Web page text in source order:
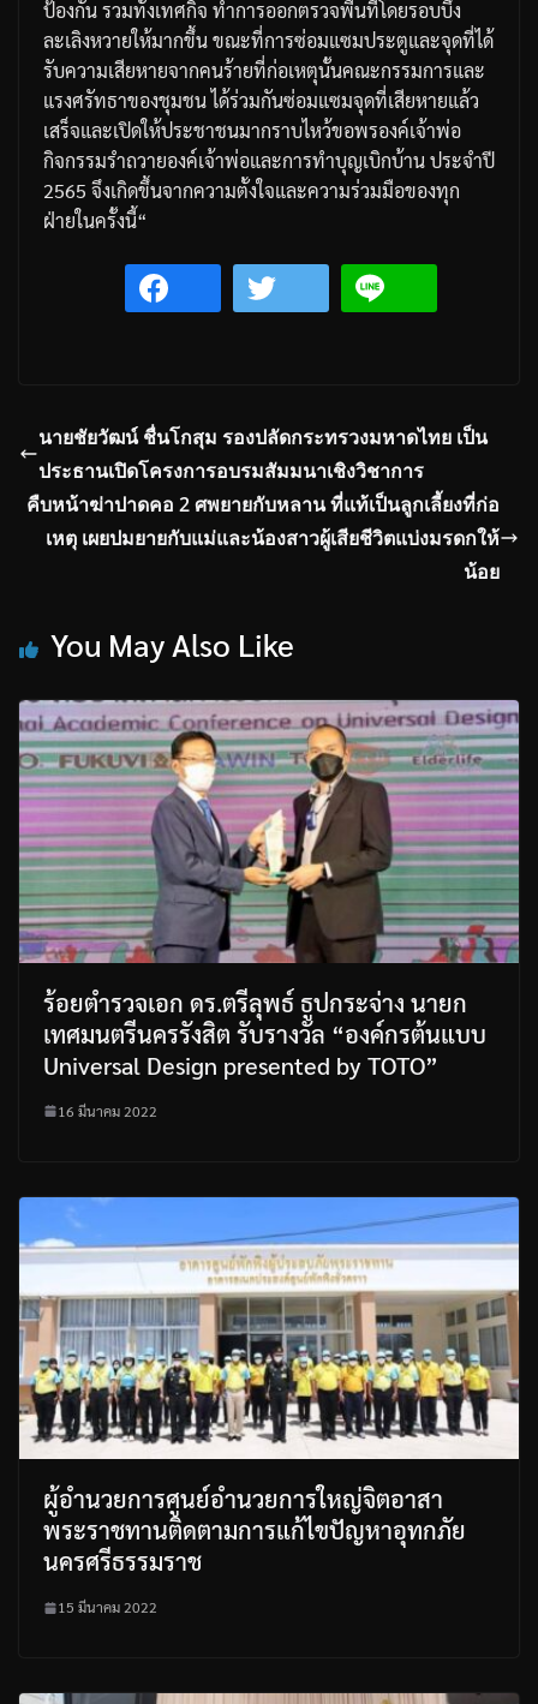
ป้องกันรวมทั้งเทศกิจ ทำการออกตรวจพื้นที่โดยรอบบึง
ละเลิงหวายให้มากขึ้นขณะที่การซ่อมแซมประตูและจุดที่ได้
รับความเสียหายจากคนร้ายที่ก่อเหตุนั้นคณะกรรมการและ
แรงศรัทธาของชุมชนได้ร่วมกันซ่อมแซมจุดที่เสียหายแล้ว
เสร็จและเปิดให้ประชาชนมากราบไหว้ขอพรองค์เจ้าพ่อ
กิจกรรมรำถวายองค์เจ้าพ่อและการทำบุญเบิกบ้านประจำปี
2565 จึงเกิดขึ้นจากความตั้งใจและความร่วมมือของทุก
ฝ่ายในครั้งนี้“
นายชัยวัฒน์ ชื่นโกสุม รองปลัดกระทรวงมหาดไทย เป็น
ประธานเปิดโครงการอบรมสัมมนาเชิงวิชาการ
คืบหน้าฆ่าปาดคอ 2 ศพยายกับหลาน ที่แท้เป็นลูกเลี้ยงที่ก่อ
เหตุ เผยปมยายกับแม่และน้องสาวผู้เสียชีวิตแบ่งมรดกให้
น้อย
You May Also Like
ร้อยตำรวจเอก ดร.ตรีลุพธ์ ธูปกระจ่าง นายก
เทศมนตรีนครรังสิต รับรางวัล “องค์กรต้นแบบ
Universal Design presented by TOTO”
16 มีนาคม 2022
ผู้อำนวยการศูนย์อำนวยการใหญ่จิตอาสา
พระราชทานติดตามการแก้ไขปัญหาอุทกภัย
นครศรีธรรมราช
15 มีนาคม 2022